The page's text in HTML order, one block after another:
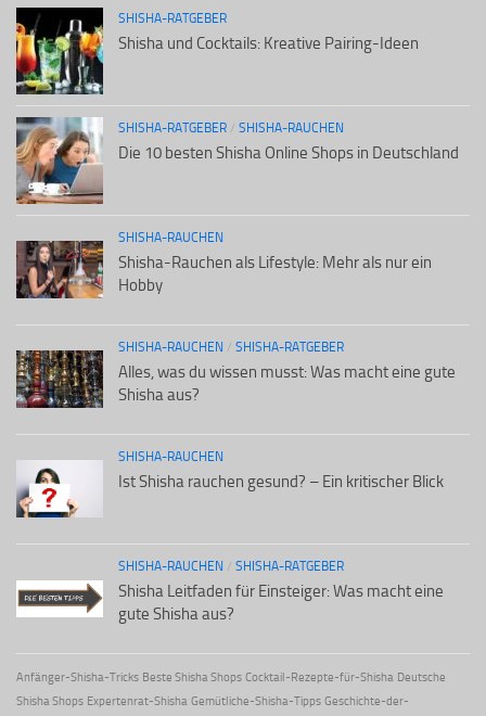
SHISHA-RATGEBER
Shisha und Cocktails: Kreative Pairing-Ideen
SHISHA-RATGEBER / SHISHA-RAUCHEN
Die 10 besten Shisha Online Shops in Deutschland
SHISHA-RAUCHEN
Shisha-Rauchen als Lifestyle: Mehr als nur ein
Hobby
SHISHA-RAUCHEN / SHISHA-RATGEBER
Alles, was du wissen musst: Was macht eine gute
Shisha aus?
SHISHA-RAUCHEN
Ist Shisha rauchen gesund? – Ein kritischer Blick
SHISHA-RAUCHEN / SHISHA-RATGEBER
Shisha Leitfaden für Einsteiger: Was macht eine
gute Shisha aus?
Anfänger-Shisha-Tricks Beste Shisha Shops Cocktail-Rezepte-für-Shisha Deutsche
Shisha Shops Expertenrat-Shisha Gemütliche-Shisha-Tipps Geschichte-der-